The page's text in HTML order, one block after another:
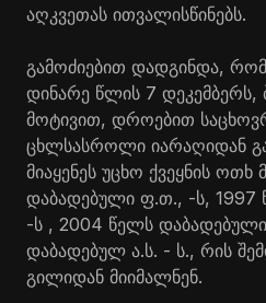
აღ­კვე­თას ით­ვა­ლის­წი­ნებს.
გა­მო­ძი­ე­ბით დად­გინ­და,
დი­ნა­რე წლის 7 დე­კემ­ბერს,
მო­ტი­ვით, დრო­ე­ბით
ცხლსას­რო­ლი ია­რა­ღი­დან
მი­ა­ყე­ნეს უცხო ქვეყ­ნის
და­ბა­დე­ბუ­ლი ფ.თ., -ს, 1997
-ს , 2004 წელს
და­ბა­დე­ბულ ა.ს. - ს., რის
გი­ლი­დან მი­ი­მალ­ნენ.